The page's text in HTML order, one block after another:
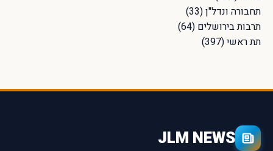
תחבורה ונדל"ן(33)
תרבות בירושלים (64)
תת ראשי(397)
JLM NEWS